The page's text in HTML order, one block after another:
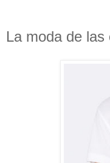
La moda de